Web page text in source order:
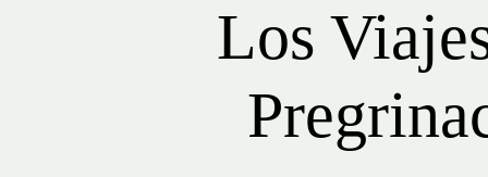
Los